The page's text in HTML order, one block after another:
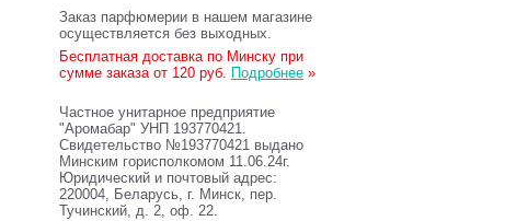
Заказ парфюмерии в нашем магазине
осуществляется без выходных.
Бесплатная доставка по Минску при
сумме заказа от 120 руб. Подробнее »
Частное унитарное предприятие
"Аромабар" УНП 193770421.
Свидетельство №193770421 выдано
Минским горисполкомом 11.06.24г.
Юридический и почтовый адрес:
220004, Беларусь, г. Минск, пер.
Тучинский, д. 2, оф. 22.